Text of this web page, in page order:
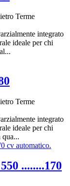
Terme
integrato
ideale per chi
Terme
integrato
ideale per chi
qua...
........170